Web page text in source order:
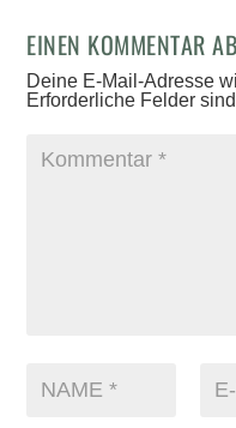
EINEN KOMMENTAR
Deine E-Mail-Adresse
Erforderliche Felder